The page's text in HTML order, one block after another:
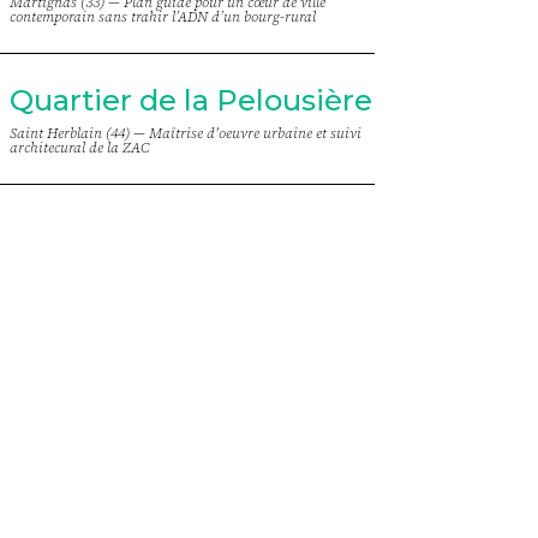
contemporain sans trahir l’ADN d’un bourg-rural
Quartier de la Pelousière
Saint Herblain (44) —Maîtrise d'oeuvre urbaine et suivi
architecural de la ZAC